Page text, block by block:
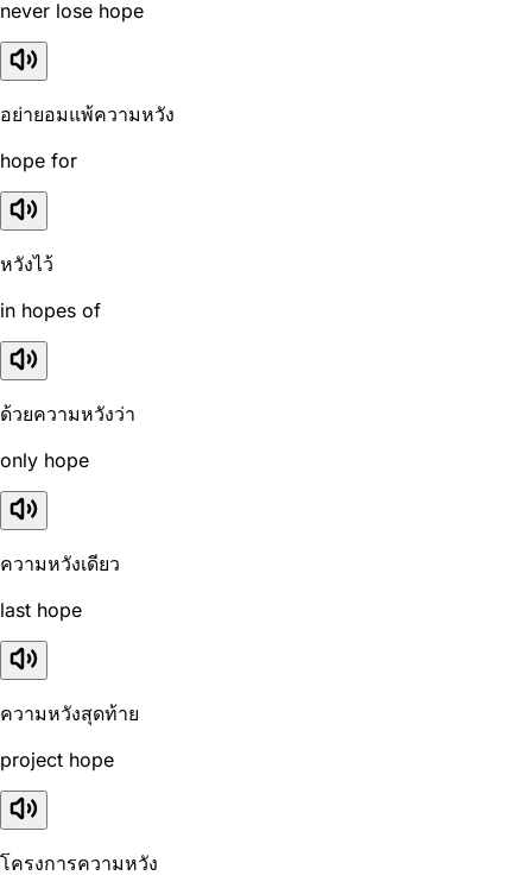
never lose hope
อย่ายอมแพ้ความหวัง
hope for
หวังไว้
in hopes of
ด้วยความหวังว่า
only hope
ความหวังเดียว
last hope
ความหวังสุดท้าย
project hope
โครงการความหวัง